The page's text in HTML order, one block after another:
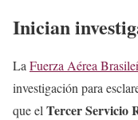
Inician
La Fuerza Aérea
investigación para
que el Tercer Servicio